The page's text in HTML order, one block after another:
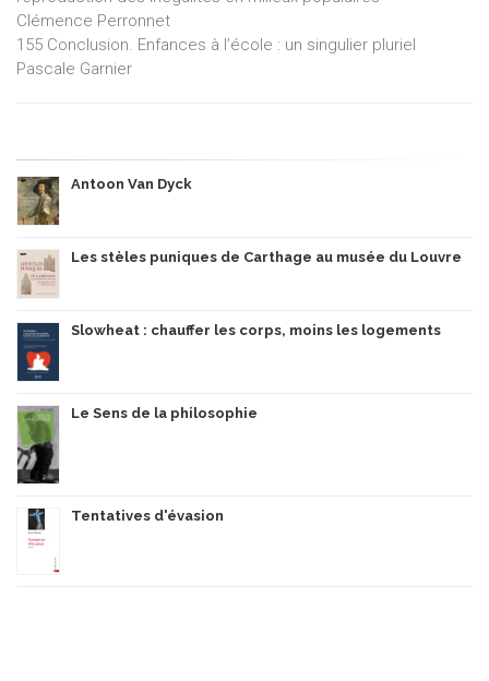
Clémence Perronnet
155 Conclusion. Enfances à l’école : un singulier pluriel
Pascale Garnier
Antoon Van Dyck
Les stèles puniques de Carthage au musée du Louvre
Slowheat : chauffer les corps, moins les logements
Le Sens de la philosophie
Tentatives d'évasion